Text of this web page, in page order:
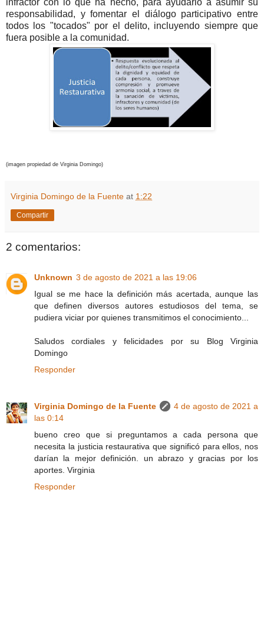
responsabilidad, y fomentar el diálogo participativo entre
todos los "tocados" por el delito, incluyendo siempre que
fuera posible a la comunidad.
(imagen propiedad de Virginia Domingo)
Virginia Domingo de la Fuente at 1:22
Compartir
2 comentarios:
Unknown 3 de agosto de 2021 a las 19:06
Igual se me hace la definición más acertada, aunque las
que definen diversos autores estudiosos del tema, se
pudiera viciar por quienes transmitimos el conocimiento...
Saludos cordiales y felicidades por su Blog Virginia
Domingo
Responder
Virginia Domingo de la Fuente
4 de agosto de 2021 a
las 0:14
bueno creo que si preguntamos a cada persona que
necesita la justicia restaurativa que significó para ellos, nos
darían la mejor definición. un abrazo y gracias por los
aportes. Virginia
Responder